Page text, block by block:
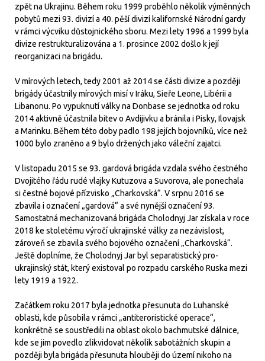
zpět na Ukrajinu. Během roku 1999 proběhlo několik výměnných
pobytů mezi 93. divizí a 40. pěší divizí kalifornské Národní gardy
v rámci výcviku důstojnického sboru. Mezi lety 1996 a 1999 byla
divize restrukturalizována a 1. prosince 2002 došlo k její
reorganizaci na brigádu.
V mírových letech, tedy 2001 až 2014 se části divize a později
brigády účastnily mírových misí v Iráku, Sieře Leone, Libérii a
Libanonu. Po vypuknutí války na Donbase se jednotka od roku
2014 aktivně účastnila bitev o Avdijivku a bránila i Pisky, Ilovajsk
a Marinku. Během této doby padlo 198 jejích bojovníků, více než
1000 bylo zraněno a 9 bylo držených jako váleční zajatci.
V listopadu 2015 se 93. gardová brigáda vzdala svého čestného
Dvojitého řádu rudé vlajky Kutuzova a Suvorova, ale ponechala
si čestné bojové přízvisko „Charkovská“. V srpnu 2016 se
zbavila i označení „gardová“ a své nynější označení 93.
Samostatná mechanizovaná brigáda Cholodnyj Jar získala v roce
2018 ke stoletému výročí ukrajinské války za nezávislost,
zároveň se zbavila svého bojového označení „Charkovská“.
Ještě doplníme, že Cholodnyj Jar byl separatistický pro-
ukrajinský stát, který existoval po rozpadu carského Ruska mezi
lety 1919 a 1922.
Začátkem roku 2017 byla jednotka přesunuta do Luhanské
oblasti, kde působila v rámci „antiteroristické operace“,
konkrétně se soustředili na oblast okolo bachmutské dálnice,
kde se jim povedlo zlikvidovat několik sabotážních skupin a
později byla brigáda přesunuta hlouběji do území nikoho na